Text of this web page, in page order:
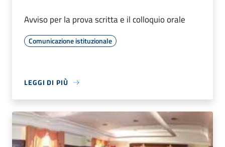
Avviso per la prova scritta e il colloquio orale
Comunicazione istituzionale
LEGGI DI PIÙ